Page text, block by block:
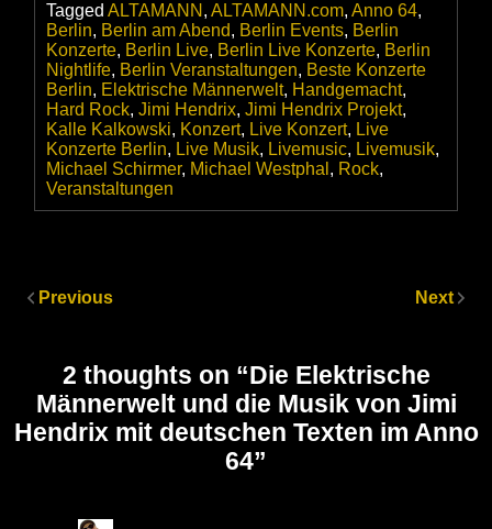
Tagged ALTAMANN , ALTAMANN.com, Anno 64,
Berlin, Berlin am Abend, Berlin Events, Berlin
Konzerte, Berlin Live, Berlin Live Konzerte, Berlin
Nightlife, Berlin Veranstaltungen, Beste Konzerte
Berlin, Elektrische Männerwelt, Handgemacht,
Hard Rock, Jimi Hendrix, Jimi Hendrix Projekt,
Kalle Kalkowski, Konzert, Live Konzert, Live
Konzerte Berlin, Live Musik, Livemusic, Livemusik,
Michael Schirmer, Michael Westphal , Rock,
Veranstaltungen
Previous Next
2 thoughts on “Die Elektrische
Männerwelt und die Musik von Jimi
Hendrix mit deutschen Texten im Anno
64”